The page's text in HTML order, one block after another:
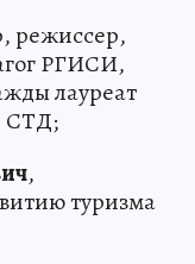
режиссер,
РГИСИ,
лауреат
СТД;
,
туризма